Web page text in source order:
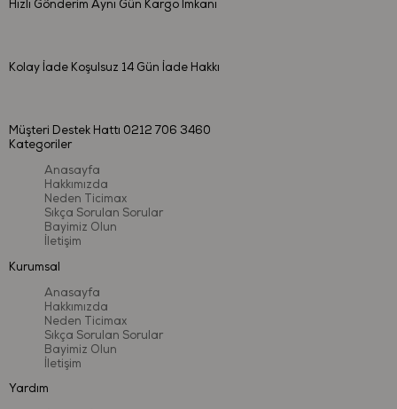
Hızlı Gönderim Aynı Gün Kargo İmkanı
Kolay İade Koşulsuz 14 Gün İade Hakkı
Müşteri Destek Hattı 0212 706 3460
Kategoriler
Anasayfa
Hakkımızda
Neden Ticimax
Sıkça Sorulan Sorular
Bayimiz Olun
İletişim
Kurumsal
Anasayfa
Hakkımızda
Neden Ticimax
Sıkça Sorulan Sorular
Bayimiz Olun
İletişim
Yardım